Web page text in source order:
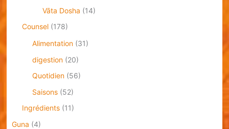
Vāta Dosha (14)
Counsel(178)
Alimentation(31)
digestion(20)
Quotidien(56)
Saisons(52)
Ingrédients(11)
Guna (4)